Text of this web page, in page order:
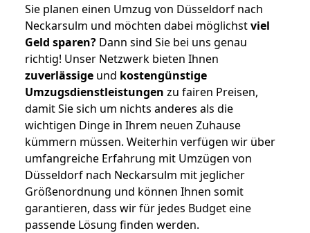
Sie planen einen Umzug von Düsseldorf nach
Neckarsulm und möchten dabei möglichstviel
Geld sparen? Dann sind Sie bei uns genau
richtig! Unser Netzwerk bieten Ihnen
zuverlässige und kostengünstige
Umzugsdienstleistungen zu fairen Preisen,
damit Sie sich um nichts anderes als die
wichtigen Dinge in Ihrem neuen Zuhause
kümmern müssen. Weiterhin verfügen wir über
umfangreiche Erfahrung mit Umzügen von
Düsseldorf nach Neckarsulm mit jeglicher
Größenordnung und können Ihnen somit
garantieren, dass wir für jedes Budget eine
passende Lösung finden werden.